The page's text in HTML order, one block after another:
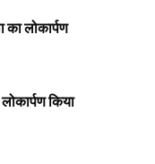
का लोकार्पण
किया